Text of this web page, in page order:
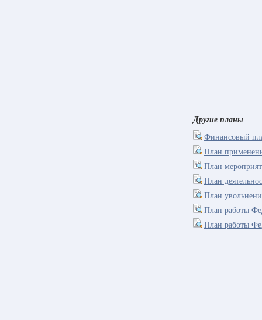
Другие планы
Финансовый
План
План
План
План
План работы
План работы